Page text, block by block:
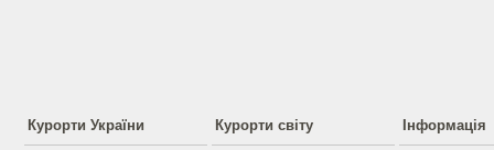
Курорти України Курорти світу Інформація